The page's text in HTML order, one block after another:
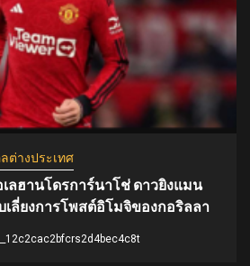
ต่างประเทศ
ลฮานโดรการ์นาโช่ ดาวยิงแมน
เลี่ยงการโพสต์อิโมจิของกอริลลา